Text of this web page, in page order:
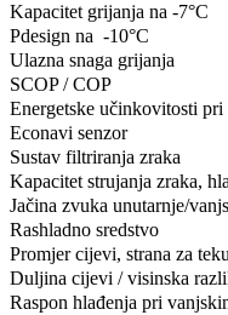
Kapacitet grijanja na -7°C
Pdesign na -10°C
Ulazna snaga grijanja
SCOP / COP
Energetske učinkovitosti
Econavi senzor
Sustav filtriranja zraka
Kapacitet strujanja zraka,
Jačina zvuka unutarnje/
Rashladno sredstvo
Promjer cijevi, strana za
Duljina cijevi / visinska
Raspon hlađenja pri